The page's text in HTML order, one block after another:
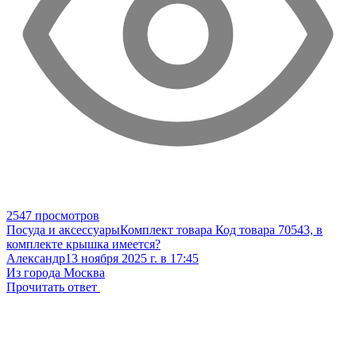
2547 просмотров
Посуда и аксессуарыКомплект товара Код товара 70543, в
комплекте крышка имеется?
Александр13 ноября 2025 г. в 17:45
Из города Москва
Прочитать ответ